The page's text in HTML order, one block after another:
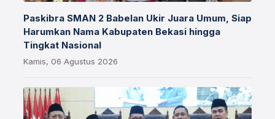
Paskibra SMAN 2 Babelan Ukir Juara Umum, Siap
Harumkan Nama Kabupaten Bekasi hingga
Tingkat Nasional
Kamis, 06 Agustus 2026